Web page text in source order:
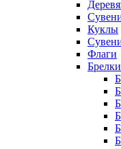
Куклы
Флаги
Брелки